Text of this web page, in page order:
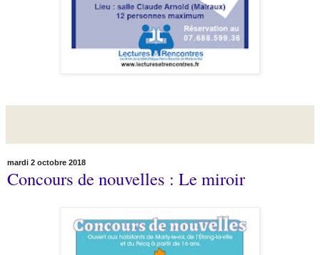
mardi 2 octobre 2018
Concours de nouvelles : Le miroir